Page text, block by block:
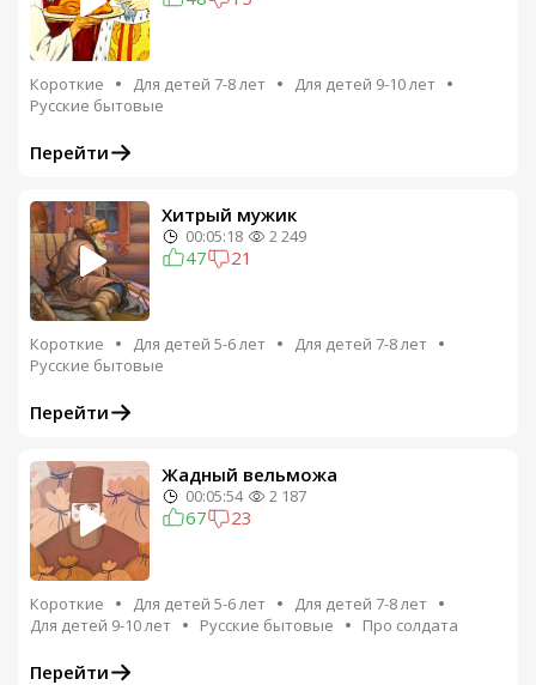
Короткие Для детей 7-8 лет
Для детей 9-10 лет
Русские бытовые
Перейти
Хитрый мужик
00:05:18 2 249
47 21
Короткие Для детей 5-6 лет
Для детей 7-8 лет
Русские бытовые
Перейти
Жадный вельможа
00:05:54 2 187
67 23
Короткие Для детей 5-6 лет
Для детей 7-8 лет
Для детей 9-10 лет
Русские бытовые Про солдата
Перейти